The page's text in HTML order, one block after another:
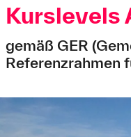
Kurslevels
gemäß GER
Referenzrahmen